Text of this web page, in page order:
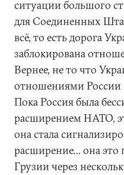
ситуации большого
для Соединенных
всё, то есть дорога
заблокирована
Вернее, не то что
отношениями
Пока Россия была
расширением НАТО,
она стала
расширение… она это
Грузии через